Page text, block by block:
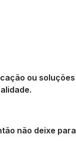
ou soluções
não deixe para